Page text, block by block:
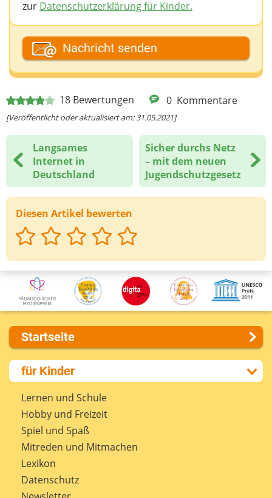
18 Bewertungen 0 Kommentare
[Veröffentlicht oder aktualisiert am: 31.05.2021]
Langsames
Internet in
Deutschland
Sicher durchs Netz
– mit dem neuen
Jugendschutzgesetz
Diesen Artikel bewerten
zur Datenschutzerklärung für Kinder.
Dein Fantasiename
Deine E-Mail-Adresse (wenn du eine Antwort
möchtest)
Deine Nachricht
Nachricht senden
Startseite
Über uns
Presse
Kontakt
Impressum
Internet-ABC Sitemap
Barrierefreiheit
Länderprojekte
für Kinder
Lernen und Schule
Hobby und Freizeit
Spiel und Spaß
Mitreden und Mitmachen
Lexikon
Datenschutz